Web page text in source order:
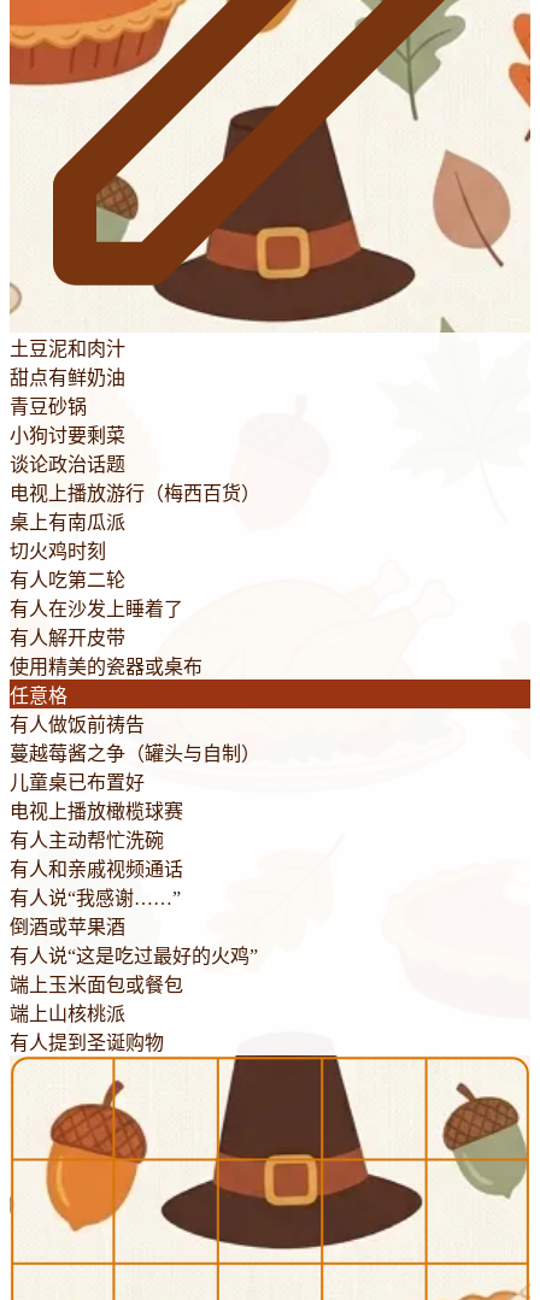
土豆泥和肉汁
甜点有鲜奶油
青豆砂锅
小狗讨要剩菜
谈论政治话题
电视上播放游行（梅西百货）
桌上有南瓜派
切火鸡时刻
有人吃第二轮
有人在沙发上睡着了
有人解开皮带
使用精美的瓷器或桌布
任意格
有人做饭前祷告
蔓越莓酱之争（罐头与自制）
儿童桌已布置好
电视上播放橄榄球赛
有人主动帮忙洗碗
有人和亲戚视频通话
有人说“我感谢……”
倒酒或苹果酒
有人说“这是吃过最好的火鸡”
端上玉米面包或餐包
端上山核桃派
有人提到圣诞购物